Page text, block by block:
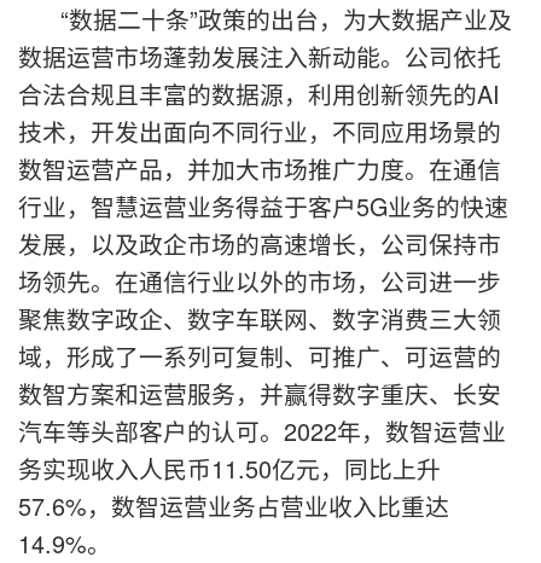
“数据二十条”政策的出台，为大数据产业及
数据运营市场蓬勃发展注入新动能。公司依托
合法合规且丰富的数据源，利用创新领先的AI
技术，开发出面向不同行业，不同应用场景的
数智运营产品，并加大市场推广力度。在通信
行业，智慧运营业务得益于客户5G业务的快速
发展，以及政企市场的高速增长，公司保持市
场领先。在通信行业以外的市场，公司进一步
聚焦数字政企、数字车联网、数字消费三大领
域，形成了一系列可复制、可推广、可运营的
数智方案和运营服务，并赢得数字重庆、长安
汽车等头部客户的认可。2022年，数智运营业
务实现收入人民币11.50亿元，同比上升
57.6%，数智运营业务占营业收入比重达
14.9%。